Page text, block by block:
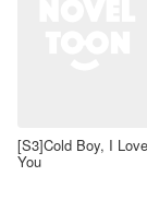
[S3]Cold Boy, I Love
You